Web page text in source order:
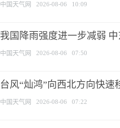
中国天气网 2026-08-06 10:09
我国降雨强度进一步减弱
中国天气网 2026-08-06 07:50
台风“灿鸿”向西北方向快
中国天气网 2026-08-06 07:22